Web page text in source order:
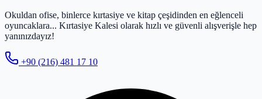
Okuldan ofise, binlerce kırtasiye ve kitap çeşidinden en eğlenceli
oyuncaklara... Kırtasiye Kalesi olarak hızlı ve güvenli alışverişle hep
yanınızdayız!
+90 (216) 481 17 10